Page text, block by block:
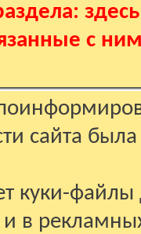
с
сайта
куки-файлы
и в